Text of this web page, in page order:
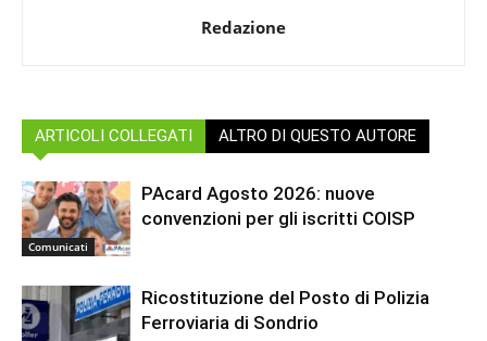
Redazione
ARTICOLI COLLEGATI ALTRO DI QUESTO AUTORE
Comunicati
PAcard Agosto 2026: nuove
convenzioni per gli iscritti COISP
Ricostituzione del Posto di Polizia
Ferroviaria di Sondrio